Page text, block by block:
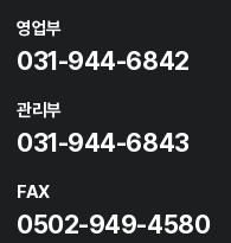
영업부
031-944-6842
관리부
031-944-6843
FAX
0502-949-4580